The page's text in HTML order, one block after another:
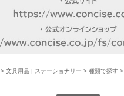
> 文具用品 | ステーショナリー > 種類で探す>